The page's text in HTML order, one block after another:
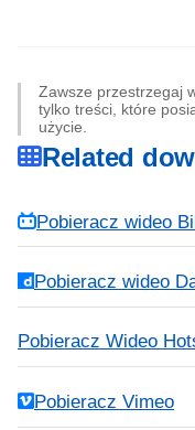
Zawsze przestrzegaj
tylko treści, które
użycie.
Related
Pobieracz wideo
Pobieracz wideo
Pobieracz Wideo
Pobieracz Vimeo